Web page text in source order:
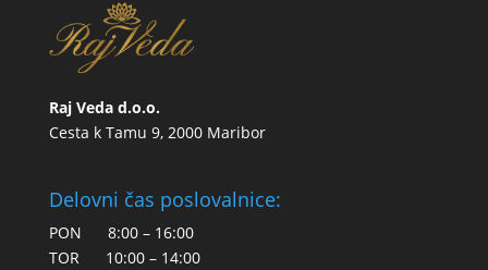
Raj Veda d.o.o.
Cesta k Tamu 9, 2000 Maribor
Delovni čas poslovalnice:
PON 8:00 – 16:00
TOR 10:00 – 14:00